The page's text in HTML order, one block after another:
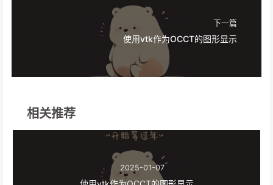
下一篇
使用vtk作为OCCT的图形显示
相关推荐
2025-01-07